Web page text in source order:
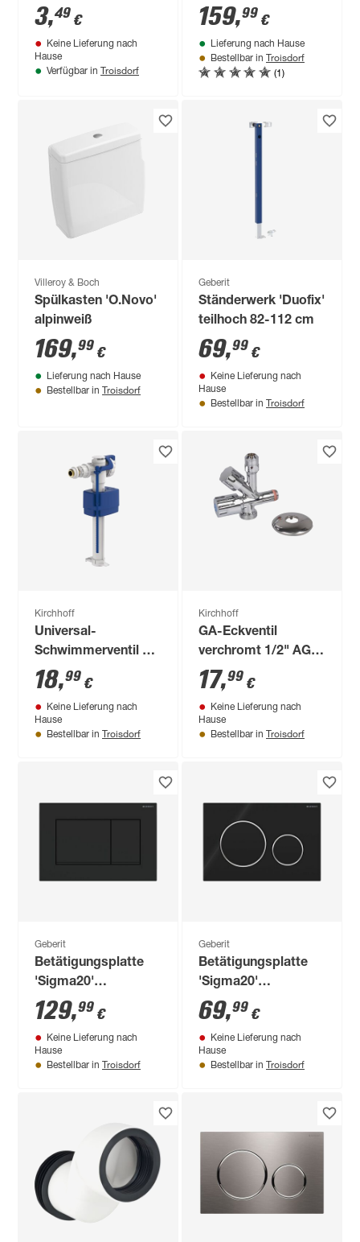
mit 2 Schellen
3,49 €
Keine Lieferung nach
Hause
Verfügbar in Troisdorf
cm mit Unterputz-
Spülkasten 'Delta'
12 cm
159,99 €
Lieferung nach Hause
Bestellbar in Troisdorf
(1)
Villeroy & Boch
Spülkasten 'O.Novo'
alpinweiß
169,99 €
Lieferung nach Hause
Bestellbar in Troisdorf
Geberit
Ständerwerk 'Duofix'
teilhoch 82-112 cm
69,99 €
Keine Lieferung nach
Hause
Bestellbar in Troisdorf
Kirchhoff
Universal-
Schwimmerventil 6-
9 l
18,99 €
Keine Lieferung nach
Hause
Bestellbar in Troisdorf
Kirchhoff
GA-Eckventil
verchromt 1/2" AG x
3/4" AG x 3/8" AG x
10 mmQ, mit
Rosette
17,99 €
Keine Lieferung nach
Hause
Bestellbar in Troisdorf
Geberit
Betätigungsplatte
'Sigma20'
mattschwarz für 2-
Mengen-Spülung
129,99 €
Keine Lieferung nach
Hause
Bestellbar in Troisdorf
Geberit
Betätigungsplatte
'Sigma20'
mattschwarz/
für 2-Mengen-
Spülung
69,99 €
Keine Lieferung nach
Hause
Bestellbar in Troisdorf